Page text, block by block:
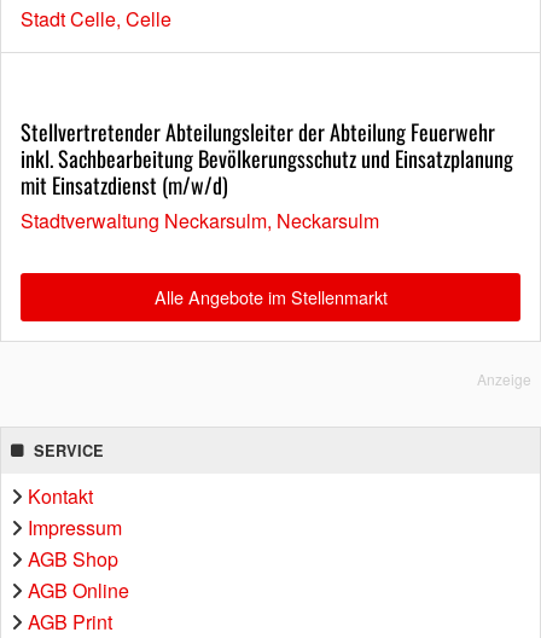
Stadt Celle, Celle
Stellvertretender Abteilungsleiter der Abteilung Feuerwehr
inkl. Sachbearbeitung Bevölkerungsschutz und Einsatzplanung
mit Einsatzdienst (m/w/d)
Stadtverwaltung Neckarsulm, Neckarsulm
Alle Angebote im Stellenmarkt
Anzeige
SERVICE
Kontakt
Impressum
AGB Shop
AGB Online
AGB Print